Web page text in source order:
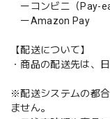
ーコンビニ（Pay-
ーAmazon Pay
【配送について】
・商品の配送先は、
※配送システムの都
ません。